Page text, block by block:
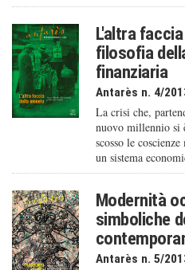
L'altra
filosofia
finanziaria
Antarès n. 4/
La crisi che,
nuovo millennio si
scosso le
un sistema
Modernità
simboliche
Antarès n. 5/